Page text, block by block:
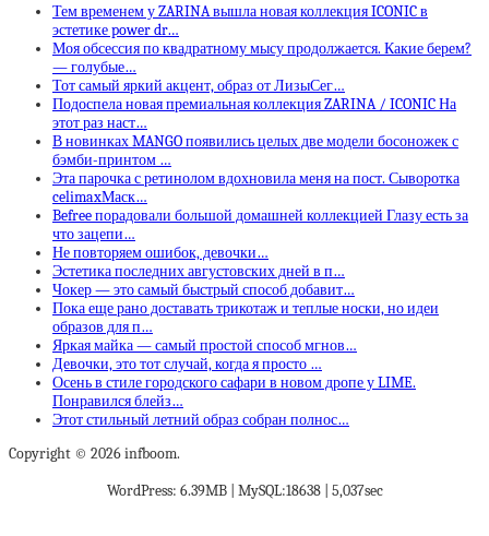
Тем временем у ZARINA вышла новая коллекция ICONIC в
эстетике power dr…
Моя обсессия по квадратному мысу продолжается. Какие берем?
— голубые…
Тот самый яркий акцент, образ от ЛизыСег…
Подоспела новая премиальная коллекция ZARINA / ICONIC На
этот раз наст…
В новинках MANGO появились целых две модели босоножек с
бэмби-принтом …
Эта парочка с ретинолом вдохновила меня на пост. Сыворотка
celimaxМаск…
Befree порадовали большой домашней коллекцией Глазу есть за
что зацепи…
Не повторяем ошибок, девочки…
Эстетика последних августовских дней в п…
Чокер — это самый быстрый способ добавит…
Пока еще рано доставать трикотаж и теплые носки, но идеи
образов для п…
Яркая майка — самый простой способ мгнов…
Девочки, это тот случай, когда я просто …
Осень в стиле городского сафари в новом дропе у LIME.
Понравился блейз…
Этот стильный летний образ собран полнос…
Copyright © 2026 infboom.
WordPress: 6.39MB | MySQL:18638 | 5,037sec